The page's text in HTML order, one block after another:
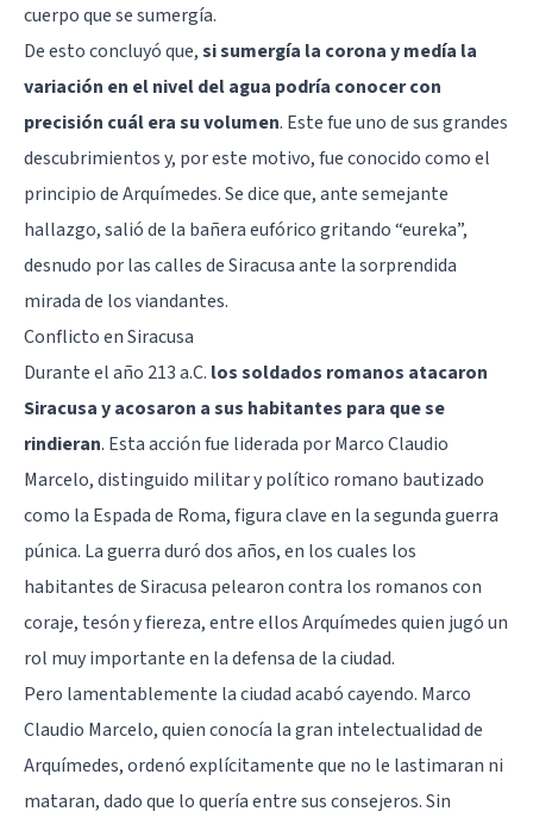
cuerpo que se sumergía.
De esto concluyó que,si sumergía la corona y medía la
variación en el nivel del agua podría conocer con
precisión cuál era su volumen. Este fue uno de sus grandes
descubrimientos y, por este motivo, fue conocido como el
principio de Arquímedes. Se dice que, ante semejante
hallazgo, salió de la bañera eufórico gritando “eureka”,
desnudo por las calles de Siracusa ante la sorprendida
mirada de los viandantes.
Conflicto en Siracusa
Durante el año 213 a.C. los soldados romanos atacaron
Siracusa y acosaron a sus habitantes para que se
rindieran. Esta acción fue liderada por Marco Claudio
Marcelo, distinguido militar y político romano bautizado
como la Espada de Roma, figura clave en la segunda guerra
púnica. La guerra duró dos años, en los cuales los
habitantes de Siracusa pelearon contra los romanos con
coraje, tesón y fiereza, entre ellos Arquímedes quien jugó un
rol muy importante en la defensa de la ciudad.
Pero lamentablemente la ciudad acabó cayendo. Marco
Claudio Marcelo, quien conocía la gran intelectualidad de
Arquímedes, ordenó explícitamente que no le lastimaran ni
mataran, dado que lo quería entre sus consejeros. Sin